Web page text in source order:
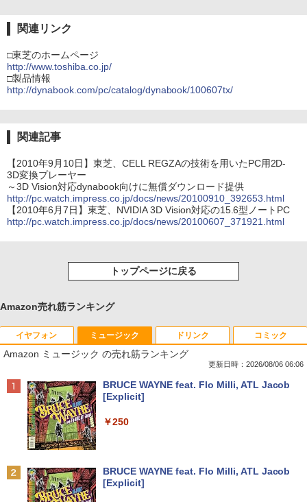
関連リンク
□東芝のホームページ
http://www.toshiba.co.jp/
□製品情報
http://dynabook.com/pc/catalog/dynabook/100607tx/
関連記事
【2010年9月10日】東芝、CELL REGZAの技術を用いたPC用2D-
3D変換プレーヤー
～3D Vision対応dynabook向けに無償ダウンロード提供
http://pc.watch.impress.co.jp/docs/news/20100910_392653.html
【2010年6月7日】東芝、NVIDIA 3D Vision対応の15.6型ノートPC
http://pc.watch.impress.co.jp/docs/news/20100607_371921.html
トップページに戻る
Amazon売れ筋ランキング
イヤフォン
Anker Soundcore P40i オフホワイト
Anker Soundcore P31i ブラック
ミュージック
Amazon ミュージック の売れ筋ランキング
更新日時：2026/08/06 06:06
BRUCE WAYNE feat. Flo Milli, ATL Jacob
[Explicit]
￥250
BRUCE WAYNE feat. Flo Milli, ATL Jacob
[Explicit]
ドリンク コミック